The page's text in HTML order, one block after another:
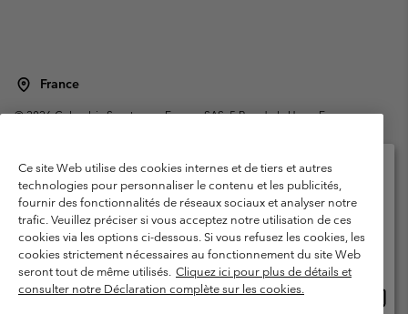
France
©2026Columbia Sportswear Europe SAS. 5 Rue de la Haye, Espace
Garanties Légales
Politique de confidentialité
Conditions d'utilisation - Membres
Conditions D'utilisation - Contenu généré par l'utilisateur
Impressum
Cookies
Public CBCR
Ce site Web utilise des cookies internes et de tiers et autres
technologies pour personnaliser le contenu et les publicités,
fournir des fonctionnalités de réseaux sociaux et analyser notre
trafic. Veuillez préciser si vous acceptez notre utilisation de ces
cookies via les options ci-dessous. Si vous refusez les cookies, les
cookies strictement nécessaires au fonctionnement du site Web
seront tout de même utilisés. Cliquez ici pour plus de détails et
consulter notre Déclaration complète sur les cookies.
Veuillez sélectionner votre pays d’expédition et
votre langue
Achats en ligne disponibles
United States